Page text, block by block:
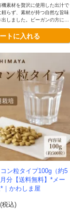
機素材を贅沢に使用した出汁で
らず、素材が持つ自然な旨味
しました。ビーガンの方にも
食卓をやさしく支える、体に嬉
トに入れる
ン粒タイプ100g（約5
分【送料無料】*メー
｜かわしま屋
税込)